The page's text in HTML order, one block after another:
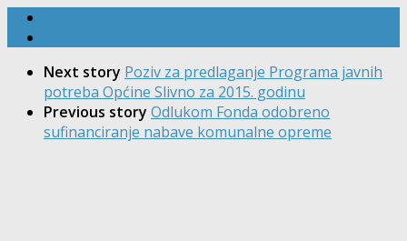
Next story Poziv za predlaganje Programa javnih
potreba Općine Slivno za 2015. godinu
Previous story Odlukom Fonda odobreno
sufinanciranje nabave komunalne opreme